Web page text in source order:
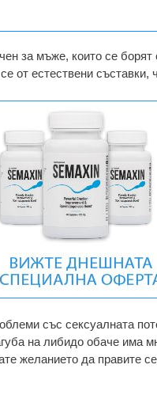
за мъже, които се
от естествени съставки,
със сексуалната
на либидо обаче има
желанието да правите